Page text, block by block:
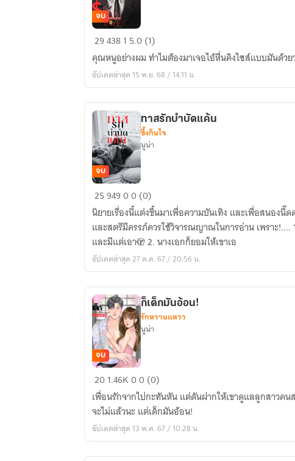
moons
ago)
Sex
money
แค่
ที่
ผม
ต้องการ
จบ
294381 5.0 (1)
คุณหนูอย่างผม ทำไมต้องมาเจอไอ้หื่นคิงไซส์แบบมันด้วย
อัปเดตล่าสุด 15 พ.ย. 68 / 14:11 น.
ทาส
รัก
บำบัด
แค้น
จบ
ทาสรักบำบัดแค้น
ซึ้งกินใจ
นูน่า
2594900 (0)
นิยายเรื่องนี้แต่งขึ้นมาเพื่อความบันเทิง และเพื่อสนองนี๊ดดด
และสตรีมีครรภ์ควรใช้วิจารณญาณในการอ่าน เพราะ!.... 1. พระเอกดื้อ ด้าน เอาแต่ใจ
และมีแต่เอา🫣 2. นางเอกก็ยอมให้เขาเอ
อัปเดตล่าสุด 27 ต.ค. 67 / 20:56 น.
ก็
เด็ก
มัน
อ้อน!
จบ
ก็เด็กมันอ้อน!
รักหวานแหวว
นูน่า
201.46K00 (0)
เพื่อนรักจากไปกะทันหัน แต่ดันฝากให้เขาดูแลลูกสาวคน
จะไม่แล้วนะ แต่เด็กมันอ้อน!
อัปเดตล่าสุด 13 พ.ค. 67 / 10:28 น.